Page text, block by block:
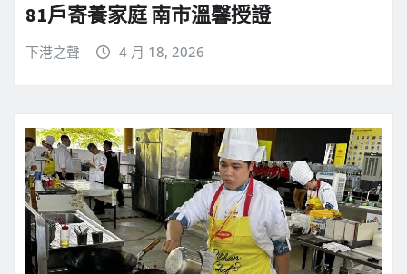
81戶寄養家庭 南市溫馨授證
下港之聲 4 月 18, 2026